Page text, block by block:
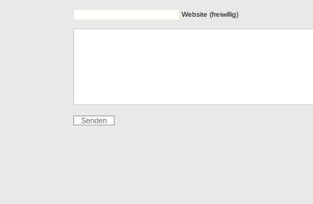
Website (freiwillig)